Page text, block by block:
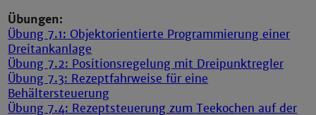
Übungen:
Übung 7.1: Objektorientierte Programmierung einer
Dreitankanlage
Übung 7.2: Positionsregelung mit Dreipunktregler
Übung 7.3: Rezeptfahrweise für eine
Behältersteuerung
Übung 7.4: Rezeptsteuerung zum Teekochen auf der